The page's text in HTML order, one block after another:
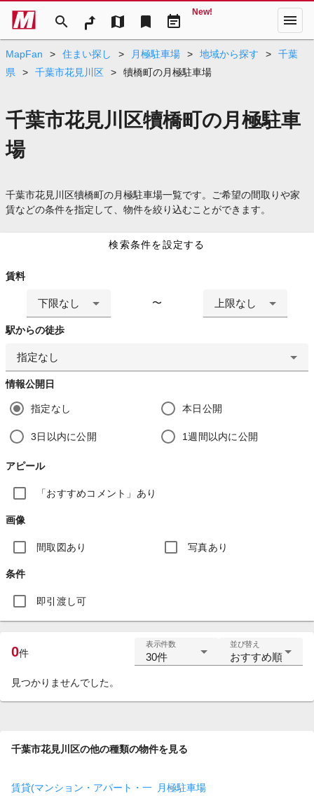
search map bookmark event_note
New! menu
MapFan > 住まい探し > 月極駐車場 > 地域から探す >
千葉
県
> 千葉市花見川区 > 犢橋町の月極駐車場
千葉市花見川区犢橋町の月極駐車
場
千葉市花見川区犢橋町の月極駐車場一覧です。ご希望の間取りや家
賃などの条件を指定して、物件を絞り込むことができます。
検索条件を設定する
賃料
下限なし 〜 上限なし
駅からの徒歩
指定なし
情報公開日
指定なし 本日公開
3日以内に公開 1週間以内に公開
アピール
「おすすめコメント」あり
画像
間取図あり 写真あり
条件
即引渡し可
0件
表示件数
30件
並び替え
おすすめ順
見つかりませんでした。
千葉市花見川区の他の種類の物件を見る
賃貸(マンション・アパート・一
月極駐車場